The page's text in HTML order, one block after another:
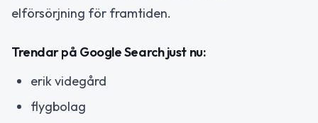
elförsörjning för framtiden.
Trendar på Google Search just nu:
erik videgård
flygbolag